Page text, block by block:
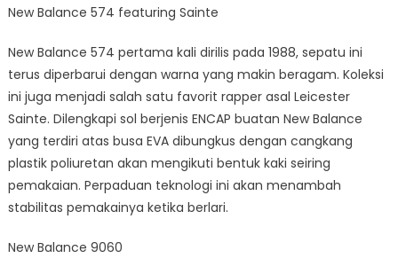
New Balance 574 featuring Sainte
New Balance 574 pertama kali dirilis pada 1988, sepatu ini
terus diperbarui dengan warna yang makin beragam. Koleksi
ini juga menjadi salah satu favorit rapper asal Leicester
Sainte. Dilengkapi sol berjenis ENCAP buatan New Balance
yang terdiri atas busa EVA dibungkus dengan cangkang
plastik poliuretan akan mengikuti bentuk kaki seiring
pemakaian. Perpaduan teknologi ini akan menambah
stabilitas pemakainya ketika berlari.
New Balance 9060